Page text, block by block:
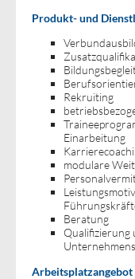
Produkt- und
Rekruiting
Einarbeitung
modulare
Beratung
Qualifizierung
Arbeitsplatzangebot